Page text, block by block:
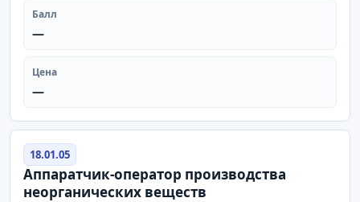
Балл
—
Цена
—
18.01.05
Аппаратчик-оператор производства
неорганических веществ